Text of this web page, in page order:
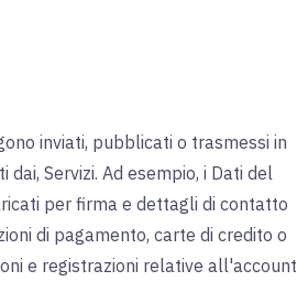
inviati, pubblicati o trasmessi in
Servizi. Ad esempio, i Dati del
per firma e dettagli di contatto
di pagamento, carte di credito o
e registrazioni relative all'account